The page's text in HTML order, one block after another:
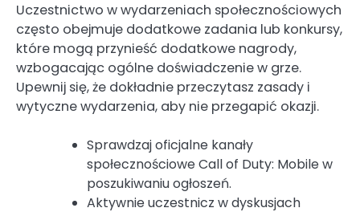
Uczestnictwo w wydarzeniach społecznościowych
często obejmuje dodatkowe zadania lub konkursy,
które mogą przynieść dodatkowe nagrody,
wzbogacając ogólne doświadczenie w grze.
Upewnij się, że dokładnie przeczytasz zasady i
wytyczne wydarzenia, aby nie przegapić okazji.
Sprawdzaj oficjalne kanały
społecznościowe Call of Duty: Mobile w
poszukiwaniu ogłoszeń.
Aktywnie uczestnicz w dyskusjach